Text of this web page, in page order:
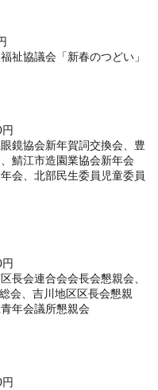
祉協議会「新春のつどい」
鏡協会新年賀詞交換会、豊
鯖江市造園業協会新年会
会、北部民生委員児童委員
長会連合会会長会懇親会、
会、吉川地区区長会懇親
年会議所懇親会